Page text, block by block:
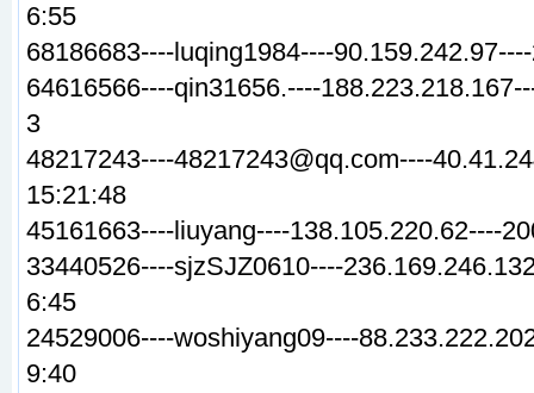
6:55
68186683----luqing1984----
64616566----qin31656.----
3
48217243----48217243@qq.com----
15:21:48
45161663----liuyang----138.105.220.62----
33440526----sjzSJZ0610----
6:45
24529006----woshiyang09----
9:40